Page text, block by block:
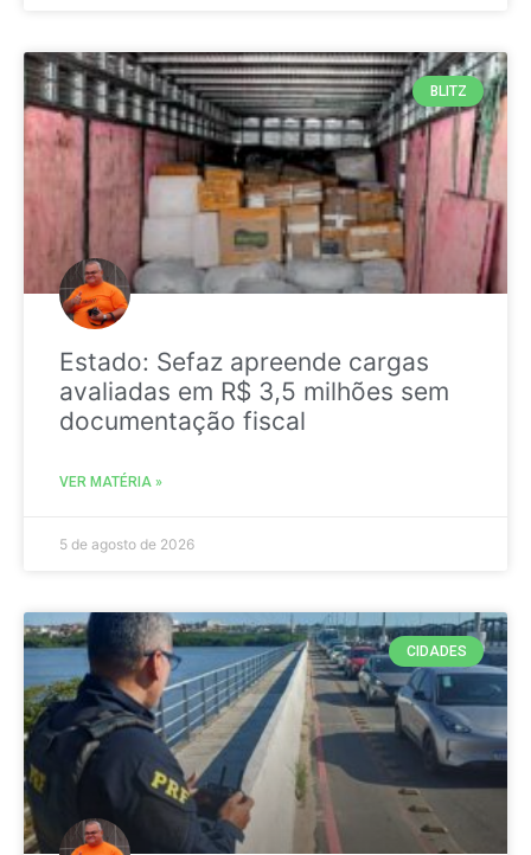
BLITZ
Estado: Sefaz apreende cargas
avaliadas em R$ 3,5 milhões sem
documentação fiscal
VER MATÉRIA »
5 de agosto de 2026
CIDADES